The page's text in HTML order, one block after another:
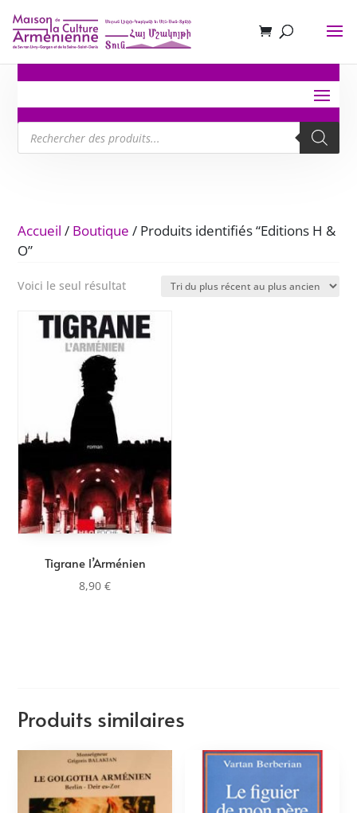
Recherche
de
produits
Accueil / Boutique / Produits identifiés “Editions H &
O”
Voici le seul résultat
Tigrane l’Arménien
8,90€
Produits similaires